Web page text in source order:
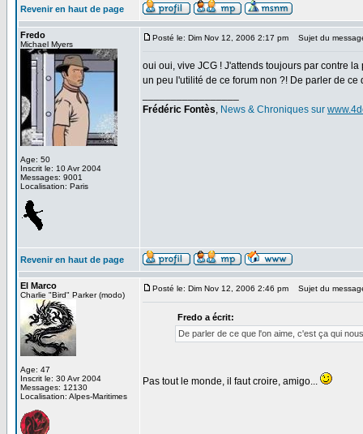
Revenir en haut de page
Fredo
Michael Myers
Age: 50
Inscrit le: 10 Avr 2004
Messages: 9001
Localisation: Paris
Posté le: Dim Nov 12, 2006 2:17 pm Sujet du
oui oui, vive JCG ! J'attends toujours par contre
un peu l'utilité de ce forum non ?! De parler de
Frédéric Fontès, News & Chroniques sur
Revenir en haut de page
El Marco
Charlie "Bird" Parker (modo)
Age: 47
Inscrit le: 30 Avr 2004
Messages: 12130
Localisation: Alpes-Maritimes
Posté le: Dim Nov 12, 2006 2:46 pm Sujet du
Fredo a écrit:
De parler de ce que l'on aime, c'est ça qui
Pas tout le monde, il faut croire, amigo...